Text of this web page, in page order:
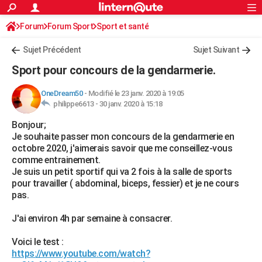
ACTUALITÉS
Politique
Société
Faits Divers
Education
Monde
Villes
+
FINANCE
Retraite
Impôts
Epargne
Immobilier
Risques naturels par ville
Banque
Assurance
Crédit
AUTO
Essais
Réserver un essai
Citadines
Berlines
SUV
Forum auto
+HIGH-TECH
Mobiles
Meilleur smartphone
Internet
Ordinateurs
Jeux vidéo
Guide high-tech
+BRICOLAGE
Forum
Aménagement intérieur
Extérieur
Cuisine
Salle de bains
Jardinage
Rangement
WEEK-END
Guides de France
Escapades
Patrimoine
Expositions
Musées
Week-end nature
+
Alimentation
Guide de la santé
Maladies
Médicaments
Sommeil
VOYAGE
S'inscrire
Connexion
Forum Forum Sport Sport et santé
Sujet Précédent Sujet Suivant
Sport pour concours de la gendarmerie.
OneDream50- Modifié le 23 janv. 2020 à 19:05
philippe6613 - 30 janv. 2020 à 15:18
Bonjour;
Je souhaite passer mon concours de la gendarmerie en
octobre 2020, j'aimerais savoir que me conseillez-vous
comme entrainement.
Je suis un petit sportif qui va 2 fois à la salle de sports
pour travailler ( abdominal, biceps, fessier) et je ne cours
pas.
J'ai environ 4h par semaine à consacrer.
Voici le test :
https://www.youtube.com/watch?